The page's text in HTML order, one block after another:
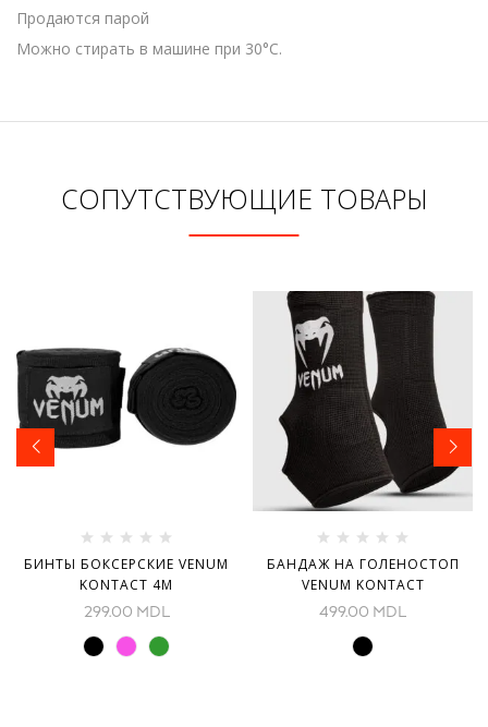
Продаются парой
Можно стирать в машине при 30°C.
СОПУТСТВУЮЩИЕ ТОВАРЫ
БИНТЫ БОКСЕРСКИЕ VENUM
KONTACT 4M
299.00 MDL
БАНДАЖ НА ГОЛЕНОСТОП
VENUM KONTACT
499.00 MDL